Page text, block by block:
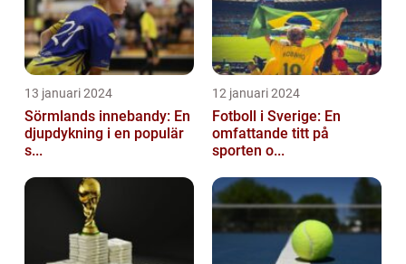
13 januari 2024
Sörmlands innebandy: En
djupdykning i en populär
s...
12 januari 2024
Fotboll i Sverige: En
omfattande titt på
sporten o...